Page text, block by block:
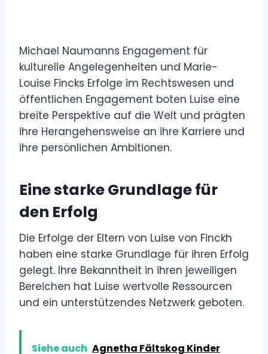
Michael Naumanns Engagement für
kulturelle Angelegenheiten und Marie-
Louise Fincks Erfolge im Rechtswesen und
öffentlichen Engagement boten Luise eine
breite Perspektive auf die Welt und prägten
ihre Herangehensweise an ihre Karriere und
ihre persönlichen Ambitionen.
Eine starke Grundlage für
den Erfolg
Die Erfolge der Eltern von Luise von Finckh
haben eine starke Grundlage für ihren Erfolg
gelegt. Ihre Bekanntheit in ihren jeweiligen
Bereichen hat Luise wertvolle Ressourcen
und ein unterstützendes Netzwerk geboten.
Siehe auch Agnetha Fältskog Kinder